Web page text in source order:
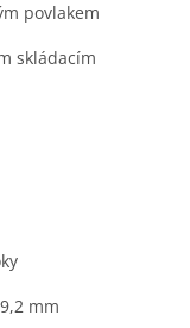
povlakem
skládacím
mm